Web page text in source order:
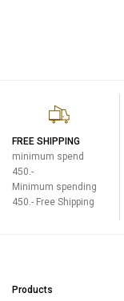
FREE SHIPPING
minimum spend
450.-
Minimum spending
450.- Free Shipping
Products